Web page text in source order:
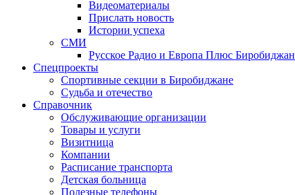
Видеоматериалы
Прислать новость
Истории успеха
СМИ
Русское Радио и Европа Плюс Биробиджан
Спецпроекты
Спортивные секции в Биробиджане
Судьба и отечество
Справочник
Обслуживающие организации
Товары и услуги
Визитница
Компании
Расписание транспорта
Детская больница
Полезные телефоны